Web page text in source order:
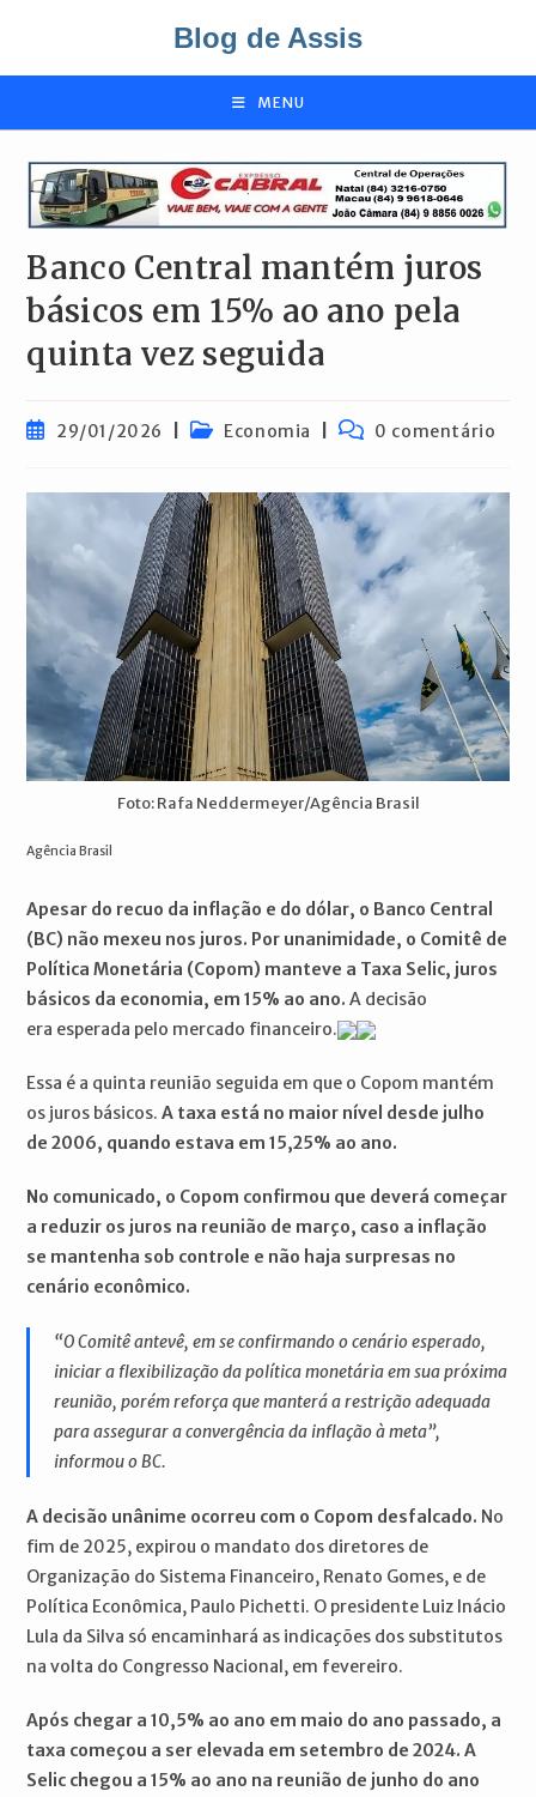
o
Blog de Assis
MENU
Banco Central mantém juros
básicos em 15% ao ano pela
quinta vez seguida
Post29/01/2026
Categoria
Economia
Comentários
0 comentário
Foto: Rafa Neddermeyer/Agência Brasil
Agência Brasil
Apesar do recuo da inflação e do dólar, o Banco Central
(BC) não mexeu nos juros. Por unanimidade, o Comitê de
Política Monetária (Copom) manteve a Taxa Selic, juros
básicos da economia, em 15% ao ano. A decisão
era esperada pelo mercado financeiro.
Essa é a quinta reunião seguida em que o Copom mantém
os juros básicos.A taxa está no maior nível desde julho
de 2006, quando estava em 15,25% ao ano.
No comunicado, o Copom confirmou que deverá começar
a reduzir os juros na reunião de março, caso a inflação
se mantenha sob controle e não haja surpresas no
cenário econômico.
“O Comitê antevê, em se confirmando o cenário esperado,
iniciar a flexibilização da política monetária em sua próxima
reunião, porém reforça que manterá a restrição adequada
para assegurar a convergência da inflação à meta”,
informou o BC.
A decisão unânime ocorreu com o Copom desfalcado. No
fim de 2025, expirou o mandato dos diretores de
Organização do Sistema Financeiro, Renato Gomes, e de
Política Econômica, Paulo Pichetti. O presidente Luiz Inácio
Lula da Silva só encaminhará as indicações dos substitutos
na volta do Congresso Nacional, em fevereiro.
Após chegar a 10,5% ao ano em maio do ano passado, a
taxa começou a ser elevada em setembro de 2024. A
Selic chegou a 15% ao ano na reunião de junho do ano